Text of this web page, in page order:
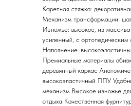
Каретная стяжка:
Механизм трансформации:
Изножье: высокое, из
усиленный, с ортопедическим
Наполнение:
Премиальные материалы
деревянный каркас
высокоэластичный ППУ
механизм Высокое изножье
отдыха Качественная